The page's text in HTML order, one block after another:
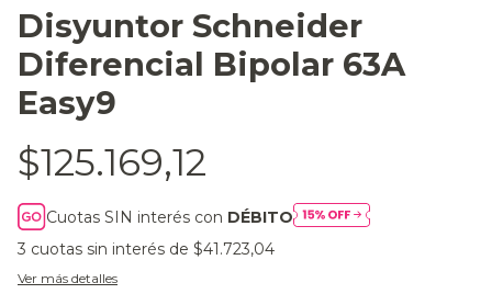
Disyuntor Schneider
Diferencial Bipolar 63A
Easy9
$125.169,12
Cuotas SIN interés con DÉBITO
3 cuotas sin interés de $41.723,04
Ver más detalles